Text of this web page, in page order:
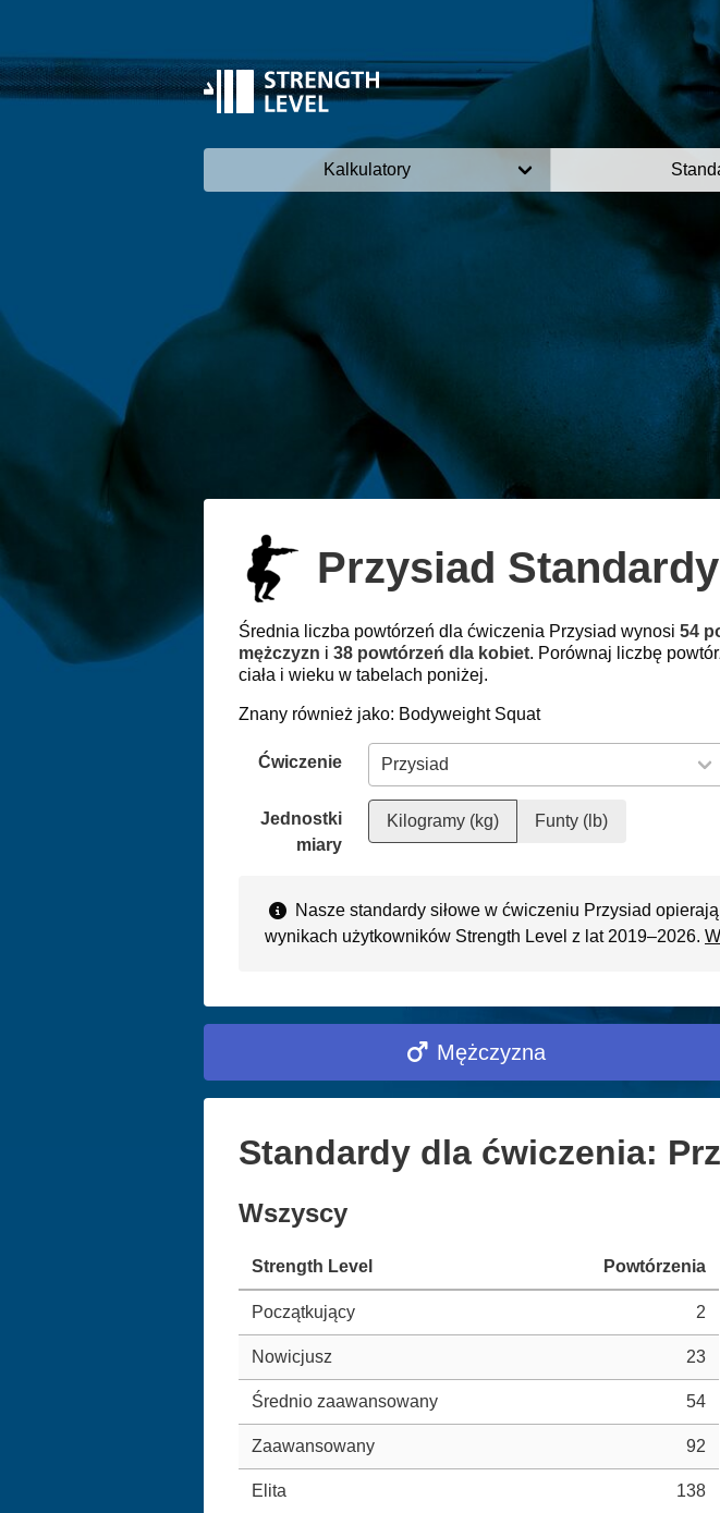
Kalkulatory
Przysiad
Średnia liczba powtórzeń dla ćwiczenia Przysiad wynosi 54
mężczyzn i 38 powtórzeń dla kobiet. Porównaj liczbę
ciała i wieku w tabelach poniżej.
Znany również jako: Bodyweight Squat
Ćwiczenie
Jednostki
miary
Kilogramy (kg) Funty (lb)
Nasze standardy siłowe w ćwiczeniu Przysiad
wynikach użytkowników Strength Level z lat 2019–2026.
Mężczyzna
Standardy dla ćwiczenia:
Wszyscy
Strength Level Powtórzenia
Początkujący 2
Nowicjusz 23
Średnio zaawansowany 54
Zaawansowany 92
Elita 138